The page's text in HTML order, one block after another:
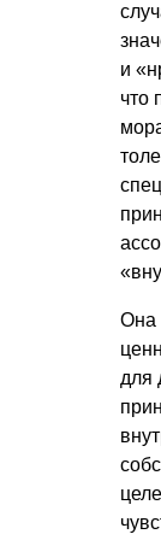
и
что
Она
для